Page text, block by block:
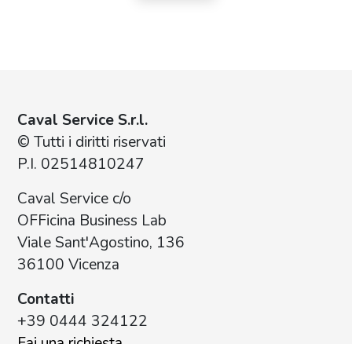
Caval Service S.r.l.
© Tutti i diritti riservati
P.I. 02514810247
Caval Service c/o
OFFicina Business Lab
Viale Sant'Agostino, 136
36100 Vicenza
Contatti
+39 0444 324122